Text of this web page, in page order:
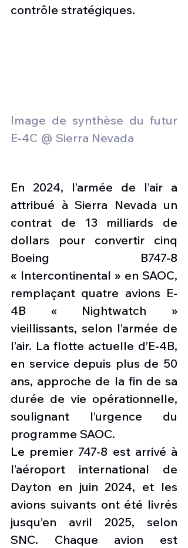
contrôle stratégiques.
Image de synthèse du futur
E-4C @ Sierra Nevada
En 2024, l’armée de l’air a
attribué à Sierra Nevada un
contrat de 13 milliards de
dollars pour convertir cinq
Boeing B747-8
« Intercontinental » en SAOC,
remplaçant quatre avions E-
4B « Nightwatch »
vieillissants, selon l’armée de
l’air. La flotte actuelle d’E-4B,
en service depuis plus de 50
ans, approche de la fin de sa
durée de vie opérationnelle,
soulignant l’urgence du
programme SAOC.
Le premier 747-8 est arrivé à
l’aéroport international de
Dayton en juin 2024, et les
avions suivants ont été livrés
jusqu’en avril 2025, selon
SNC. Chaque avion est